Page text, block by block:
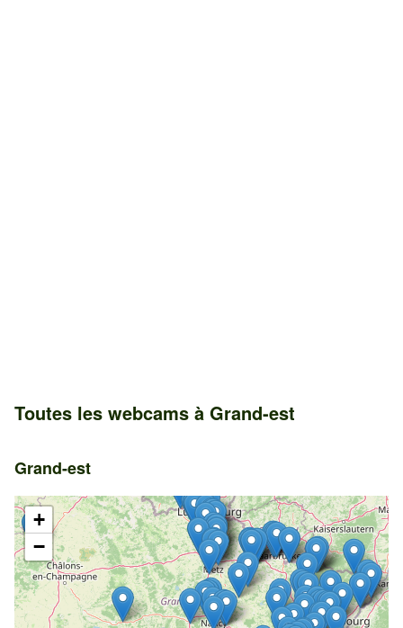
Toutes les webcams à Grand-est
Grand-est
+
−